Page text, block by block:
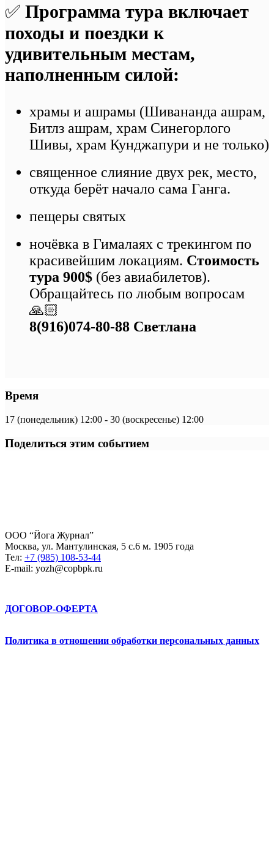
✅ Программа тура включает
походы и поездки к
удивительным местам,
наполненным силой:
храмы и ашрамы (Шивананда ашрам,
Битлз ашрам, храм Синегорлого
Шивы, храм Кунджапури и не только)
⁠священное слияние двух рек, место,
откуда берёт начало сама Ганга.
⁠пещеры святых
⁠ночёвка в Гималаях с трекингом по
красивейшим локациям. Стоимость
тура 900$ (без авиабилетов).
Обращайтесь по любым вопросам
🙏🏻
8(916)074-80-88 Светлана
Время
17 (понедельник) 12:00 - 30 (воскресенье) 12:00
Поделиться этим событием
ООО “Йога Журнал”
Москва, ул. Мантулинская, 5 с.6 м. 1905 года
Тел: +7 (985) 108-53-44
E-mail: yozh@copbpk.ru
ДОГОВОР-ОФЕРТА
Политика в отношении обработки персональных данных